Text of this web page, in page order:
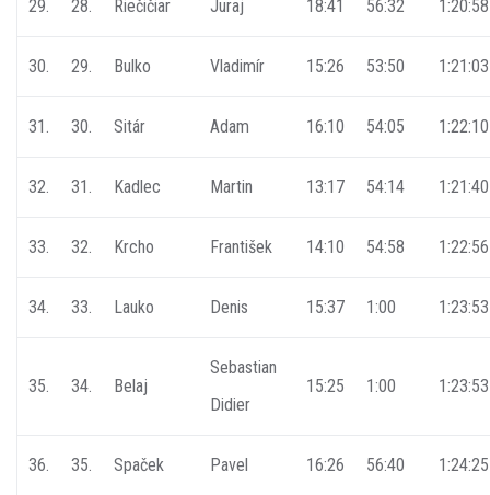
29. 28. Riečičiar Juraj 18:41 56:32 1:20:58
30. 29. Bulko Vladimír 15:26 53:50 1:21:03
31. 30. Sitár Adam 16:10 54:05 1:22:10
32. 31. Kadlec Martin 13:17 54:14 1:21:40
33. 32. Krcho František 14:10 54:58 1:22:56
34. 33. Lauko Denis 15:37 1:00 1:23:53
35. 34. Belaj
Sebastian
Didier
15:25 1:00 1:23:53
36. 35. Spaček Pavel 16:26 56:40 1:24:25